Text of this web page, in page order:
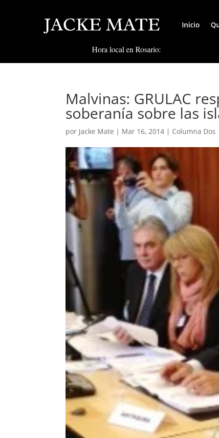
Inicio
Hora local en Rosario:
Malvinas: GRULAC
soberanía sobre las
por Jacke Mate | Mar 16, 2014 | Columna Dos